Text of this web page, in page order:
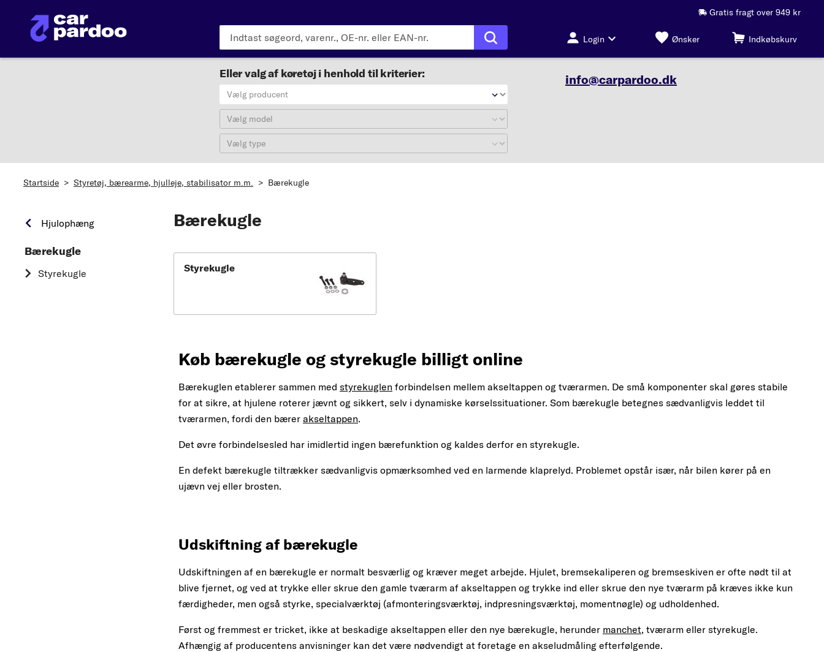
Gratis fragt over 949 kr
Login Ønsker Indkøbskurv
Eller valg af køretøj i henhold til kriterier:
Vælg producent
Vælg model
Vælg type
info@carpardoo.dk
Startside > Styretøj, bærearme, hjulleje, stabilisator m.m. > Bærekugle
Hjulophæng
Bærekugle
Styrekugle
Bærekugle
Styrekugle
Køb bærekugle og styrekugle billigt online
Bærekuglen etablerer sammen med styrekuglen forbindelsen mellem akseltappen og tværarmen. De små komponenter skal gøres stabile
for at sikre, at hjulene roterer jævnt og sikkert, selv i dynamiske kørselssituationer. Som bærekugle betegnes sædvanligvis leddet til
tværarmen, fordi den bærer akseltappen.
Det øvre forbindelsesled har imidlertid ingen bærefunktion og kaldes derfor en styrekugle.
En defekt bærekugle tiltrækker sædvanligvis opmærksomhed ved en larmende klaprelyd. Problemet opstår især, når bilen kører på en
ujævn vej eller brosten.
Udskiftning af bærekugle
Udskiftningen af en bærekugle er normalt besværlig og kræver meget arbejde. Hjulet, bremsekaliperen og bremseskiven er ofte nødt til at
blive fjernet, og ved at trykke eller skrue den gamle tværarm af akseltappen og trykke ind eller skrue den nye tværarm på kræves ikke kun
færdigheder, men også styrke, specialværktøj (afmonteringsværktøj, indpresningsværktøj, momentnøgle) og udholdenhed.
Først og fremmest er tricket, ikke at beskadige akseltappen eller den nye bærekugle, herunder manchet, tværarm eller styrekugle.
Afhængig af producentens anvisninger kan det være nødvendigt at foretage en akseludmåling efterfølgende.